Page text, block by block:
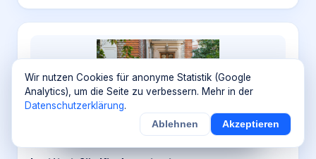
Details Sichern ×
Wir nutzen Cookies für anonyme Statistik (Google
Analytics), um die Seite zu verbessern. Mehr in der
Datenschutzerklärung.
Ablehnen Akzeptieren